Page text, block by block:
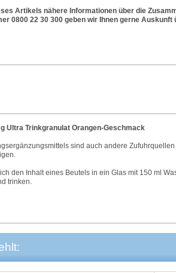
Artikels nähere Informationen über die
0800 22 30 300 geben wir Ihnen gerne Auskunft
Ultra Trinkgranulat Orangen-Geschmack
sind auch andere
den Inhalt eines Beutels in ein Glas mit 150 ml
trinken.